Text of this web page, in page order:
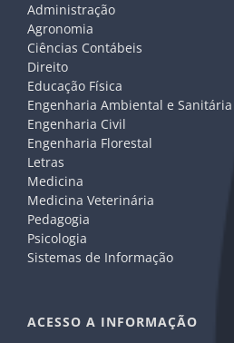
Administração
Agronomia
Ciências Contábeis
Direito
Educação Física
Engenharia Ambiental e Sanitária
Engenharia Civil
Engenharia Florestal
Letras
Medicina
Medicina Veterinária
Pedagogia
Psicologia
Sistemas de Informação
ACESSO A INFORMAÇÃO